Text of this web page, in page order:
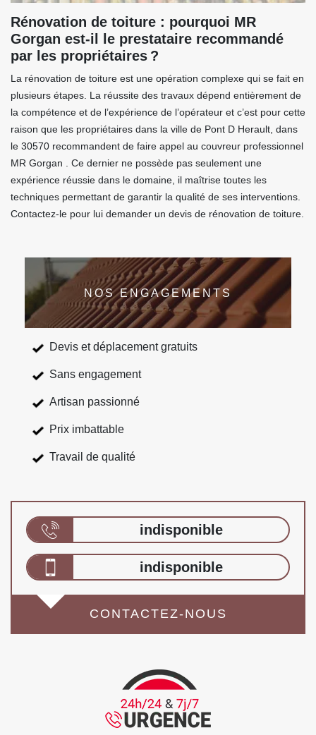
Rénovation de toiture : pourquoi MR
Gorgan est-il le prestataire recommandé
par les propriétaires ?
La rénovation de toiture est une opération complexe qui se fait en
plusieurs étapes. La réussite des travaux dépend entièrement de
la compétence et de l’expérience de l’opérateur et c’est pour cette
raison que les propriétaires dans la ville de Pont D Herault, dans
le 30570 recommandent de faire appel au couvreur professionnel
MR Gorgan . Ce dernier ne possède pas seulement une
expérience réussie dans le domaine, il maîtrise toutes les
techniques permettant de garantir la qualité de ses interventions.
Contactez-le pour lui demander un devis de rénovation de toiture.
NOS ENGAGEMENTS
Devis et déplacement gratuits
Sans engagement
Artisan passionné
Prix imbattable
Travail de qualité
indisponible
indisponible
CONTACTEZ-NOUS